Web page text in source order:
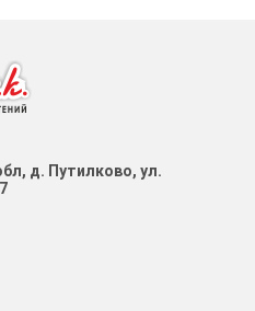
д. Путилково, ул.